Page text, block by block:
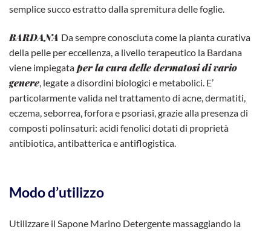
semplice succo estratto dalla spremitura delle foglie.
BARDANA Da sempre conosciuta come la pianta curativa
della pelle per eccellenza, a livello terapeutico la Bardana
viene impiegata per la cura delle dermatosi di vario
genere, legate a disordini biologici e metabolici. E’
particolarmente valida nel trattamento di acne, dermatiti,
eczema, seborrea, forfora e psoriasi, grazie alla presenza di
composti polinsaturi: acidi fenolici dotati di proprietà
antibiotica, antibatterica e antiflogistica.
Modo d’utilizzo
Utilizzare il Sapone Marino Detergente massaggiando la